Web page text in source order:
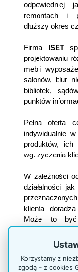
odpowiedniej
remontach i
dłuższy okres
Firma ISET
projektowaniu
mebli
salonów, biur
bibliotek,
punktów
Pełna oferta
indywidualnie
produktów, ich
wg. życzenia
W zależności
działalności
klienta
Może to być
(preferowane
sklepów),
elementów
Korzystamy z
zgodą – z cookies